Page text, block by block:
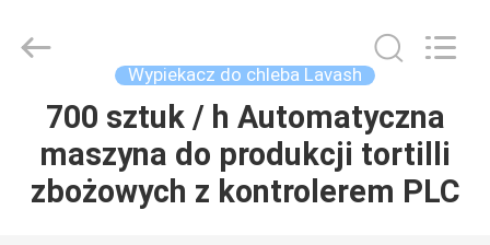
DOMU
Technology
Wypiekacz do chleba Lavash
700 sztuk / h Automatyczna
maszyna do produkcji tortilli
zbożowych z kontrolerem PLC